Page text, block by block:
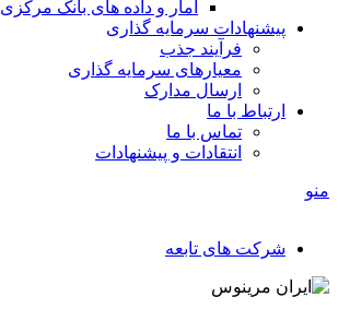
آمار و داده های بانک مرکزی
پیشنهادات سرمایه گذاری
فرآیند جذب
معیارهای سرمایه گذاری
ارسال مدارک
ارتباط با ما
تماس با ما
انتقادات و پیشنهادات
منو
شرکت های تابعه